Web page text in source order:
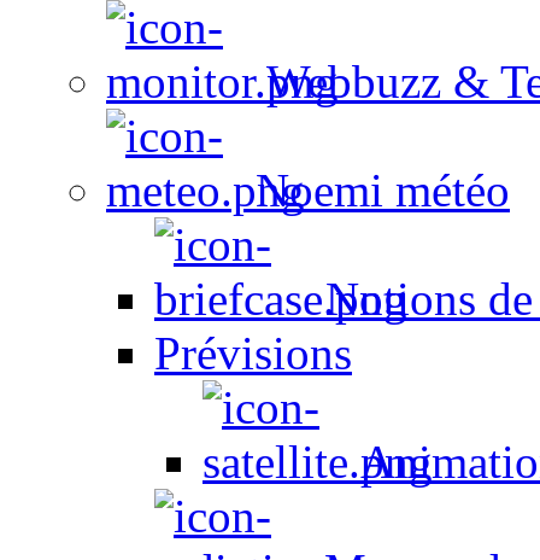
Webbuzz &
Noemi météo
Notions
Prévisions